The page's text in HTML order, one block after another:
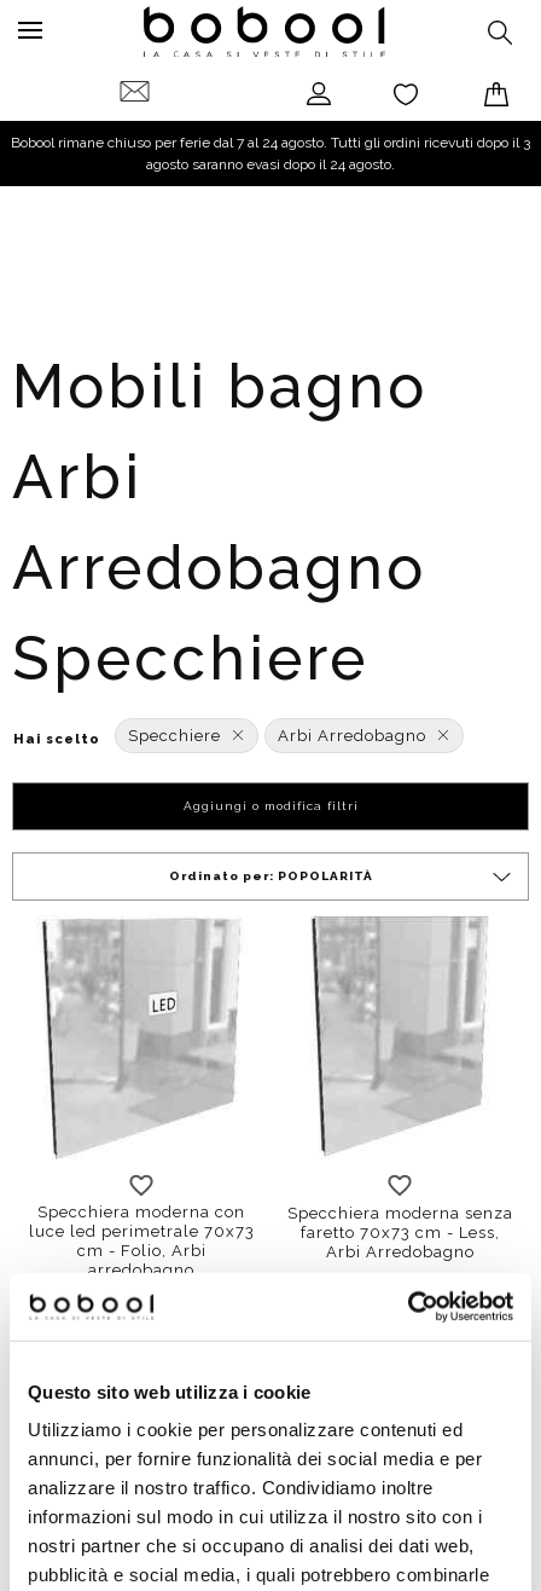
Questo sito web utilizza i cookie
Utilizziamo i cookie per personalizzare contenuti ed
annunci, per fornire funzionalità dei social media e per
analizzare il nostro traffico. Condividiamo inoltre
informazioni sul modo in cui utilizza il nostro sito con i
nostri partner che si occupano di analisi dei dati web,
pubblicità e social media, i quali potrebbero combinarle
Bobool rimane chiuso per ferie dal 7 al 24 agosto. Tutti gli ordini ricevuti dopo il 3
agosto saranno evasi dopo il 24 agosto.
Mobili bagno
Arbi
Arredobagno
Specchiere
Hai scelto Specchiere Arbi Arredobagno
Aggiungi o modifica filtri
Ordinato per: POPOLARITÀ
120x73 60x73
Specchiera moderna con
luce led perimetrale 70x73
cm - Folio, Arbi
arredobagno
€ 362,00
120x73
Specchiera moderna senza
faretto 70x73 cm - Less,
Arbi Arredobagno
€ 148,80